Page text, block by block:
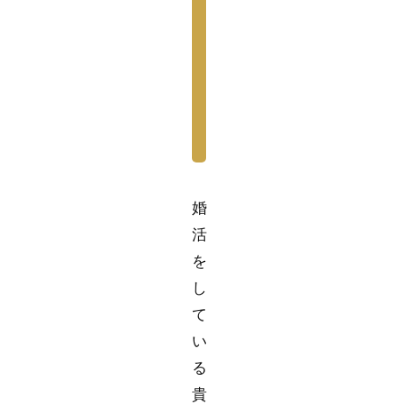
婚
活
を
し
て
い
る
貴